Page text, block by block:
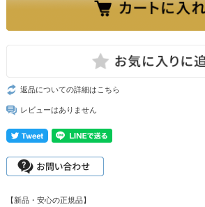
返品についての詳細はこちら
レビューはありません
【新品・安心の正規品】